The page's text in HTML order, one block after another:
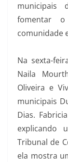
municipais
fomentar
comunidade
Na sexta-
Naila
Oliveira e
municipais
Dias.
explicando
Tribunal de
ela mostra